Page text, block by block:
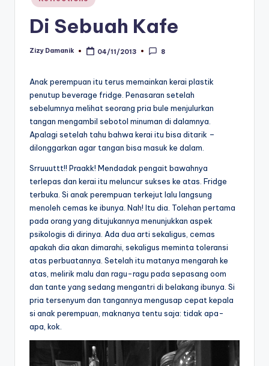
in
Di Sebuah Kafe
Posted
Zizy Damanik 04/11/2013 8
Anak perempuan itu terus memainkan kerai plastik
penutup beverage fridge. Penasaran setelah
sebelumnya melihat seorang pria bule menjulurkan
tangan mengambil sebotol minuman di dalamnya.
Apalagi setelah tahu bahwa kerai itu bisa ditarik –
dilonggarkan agar tangan bisa masuk ke dalam.
Srruuuttt!! Praakk! Mendadak pengait bawahnya
terlepas dan kerai itu meluncur sukses ke atas. Fridge
terbuka. Si anak perempuan terkejut lalu langsung
menoleh cemas ke ibunya. Nah! Itu dia. Tolehan pertama
pada orang yang ditujukannya menunjukkan aspek
psikologis di dirinya. Ada dua arti sekaligus, cemas
apakah dia akan dimarahi, sekaligus meminta toleransi
atas perbuatannya. Setelah itu matanya mengarah ke
atas, melirik malu dan ragu-ragu pada sepasang oom
dan tante yang sedang mengantri di belakang ibunya. Si
pria tersenyum dan tangannya mengusap cepat kepala
si anak perempuan, maknanya tentu saja: tidak apa-
apa, kok.